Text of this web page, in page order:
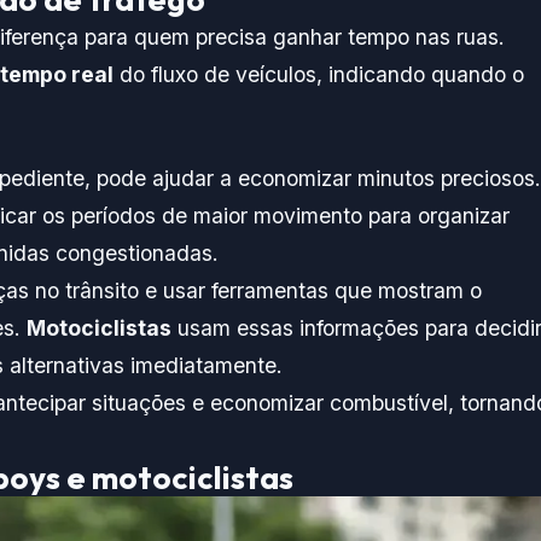
para quem precisa ganhar tempo nas ruas.
real do fluxo de veículos, indicando quando o
pode ajudar a economizar minutos preciosos.
os períodos de maior movimento para organizar
congestionadas.
no trânsito e usar ferramentas que mostram o
Motociclistas usam essas informações para decidir
imediatamente.
situações e economizar combustível,
e motociclistas